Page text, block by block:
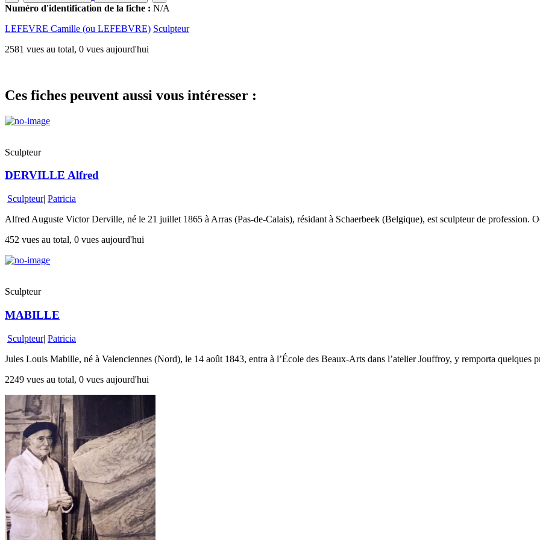
Numéro d'identification de la fiche : N/A
LEFEVRE Camille (ou LEFEBVRE) Sculpteur
2581 vues au total, 0 vues aujourd'hui
Ces fiches peuvent aussi vous intéresser :
Sculpteur
DERVILLE Alfred
Sculpteur| Patricia
Alfred Auguste Victor Derville, né le 21 juillet 1865 à Arras (Pas-de-Calais), résidant à Schaerbeek (Belgique), est sculpteur de profession.
452 vues au total, 0 vues aujourd'hui
Sculpteur
MABILLE
Sculpteur| Patricia
Jules Louis Mabille, né à Valenciennes (Nord), le 14 août 1843, entra à l’École des Beaux-Arts dans l’atelier Jouffroy, y remporta quelques
2249 vues au total, 0 vues aujourd'hui